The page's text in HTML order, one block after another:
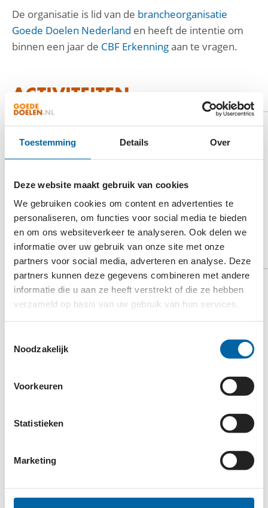
Toestemming Details Over
Deze website maakt gebruik van cookies
We gebruiken cookies om content en advertenties te
personaliseren, om functies voor social media te bieden
en om ons websiteverkeer te analyseren. Ook delen we
informatie over uw gebruik van onze site met onze
partners voor social media, adverteren en analyse. Deze
partners kunnen deze gegevens combineren met andere
informatie die u aan ze heeft verstrekt of die ze hebben
verzameld op basis van uw gebruik van hun services.
Noodzakelijk
Voorkeuren
Statistieken
Marketing
De organisatie is lid van de brancheorganisatie
Goede Doelen Nederland en heeft de intentie om
binnen een jaar de CBF Erkenningaan te vragen.
ACTIVITEITEN
Het Begint met Taal helpt anderstaligen met het
spreken van de Nederlandse taal
op de werkvloer
via Taalbuddy’s op het Werk, onlinevia
Kletsmaatjes
en in de buurt
via één van de ruim
VIDEO
BEKIJK OP YOUTUBE
bekijken.